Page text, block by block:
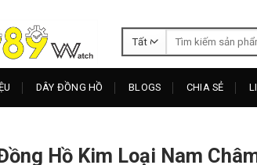
Tìm
DÂY ĐỒNG HỒ BLOGS CHIA SẺ
Hồ Kim Loại Nam